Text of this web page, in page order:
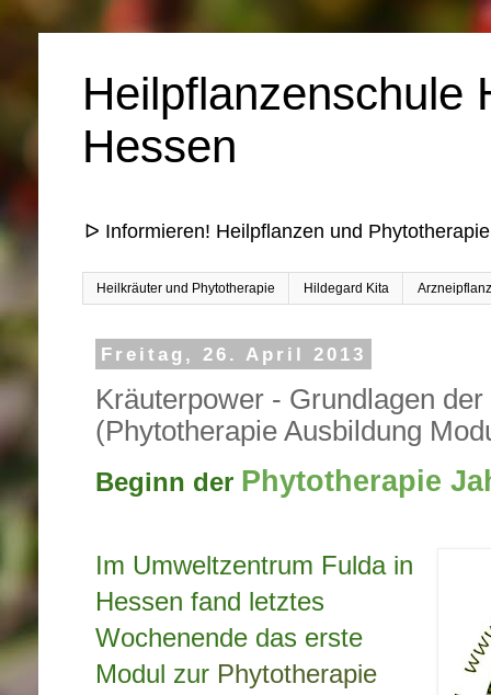
Heilpflanzenschule
Hessen
ᐅ Informieren! Heilpflanzen und
Heilkräuter und Phytotherapie Hildegard Kita
Freitag, 26. April 2013
Kräuterpower - Grundlagen
(Phytotherapie Ausbildung
Beginn der Phytotherapie
Im Umweltzentrum Fulda in
Hessen fand letztes
Wochenende das erste
Modul zur Phytotherapie